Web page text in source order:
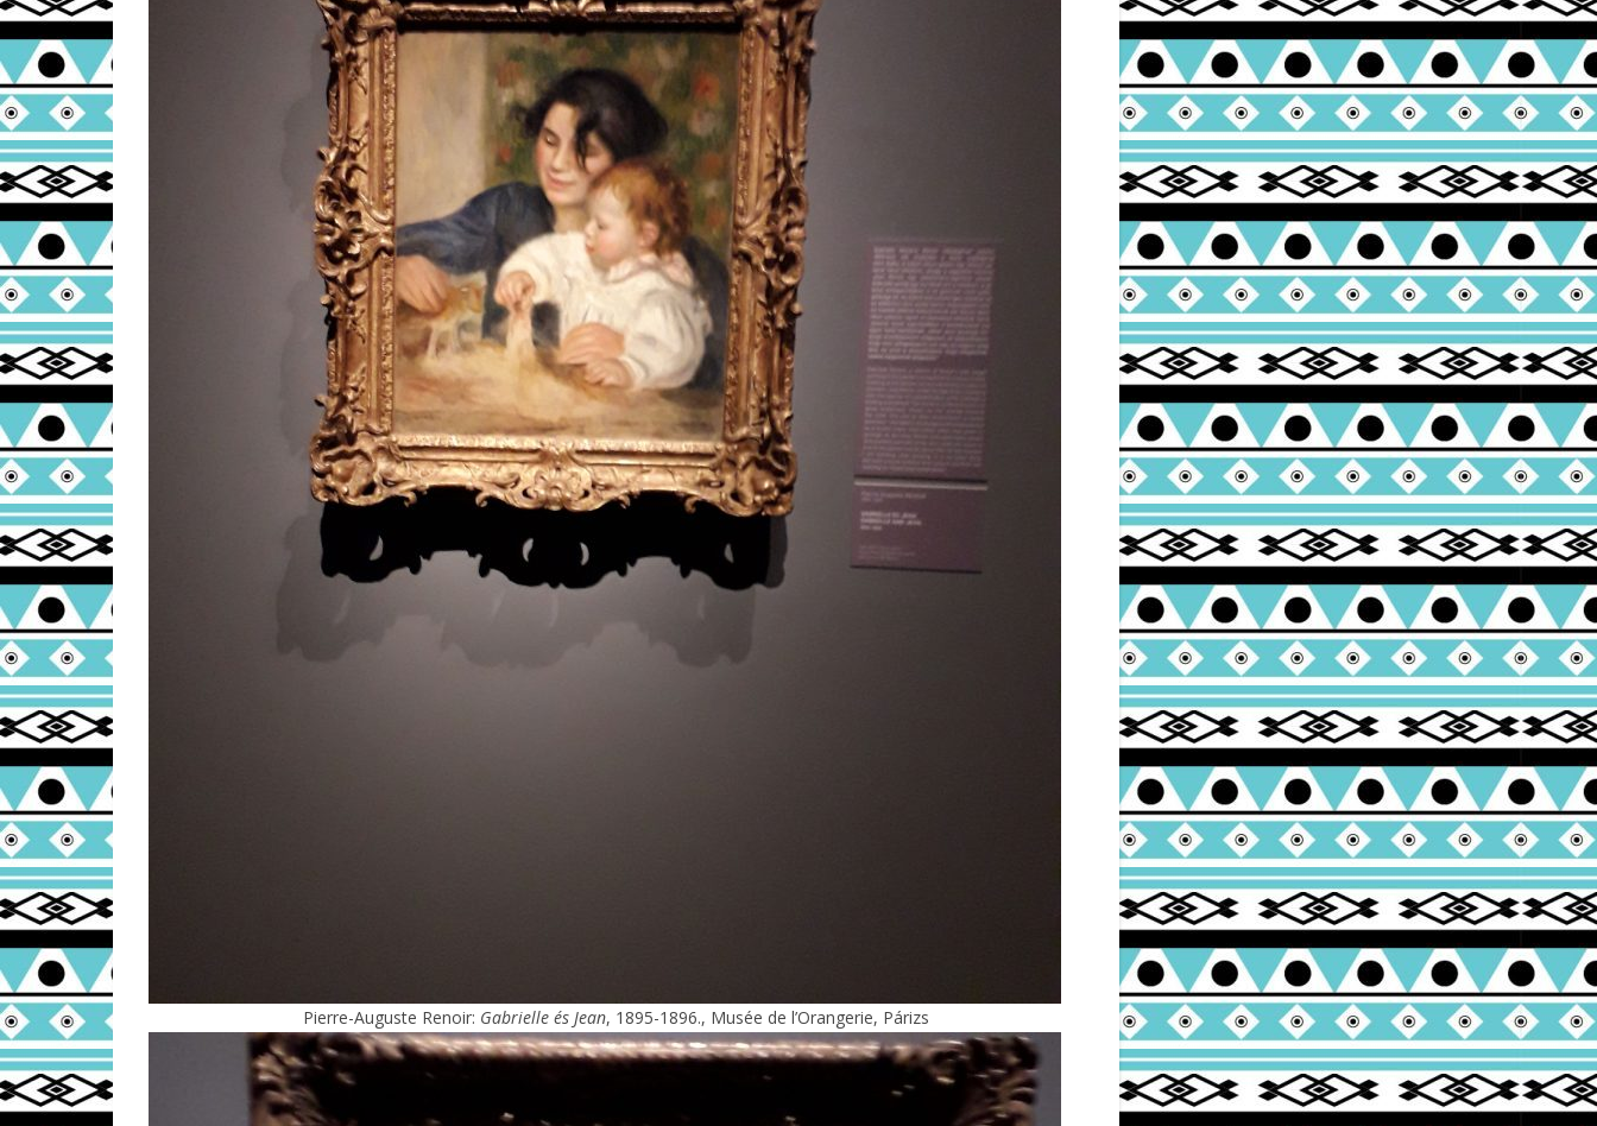
Pierre-Auguste Renoir: Gabrielle és Jean, 1895-1896., Musée de l’Orangerie, Párizs